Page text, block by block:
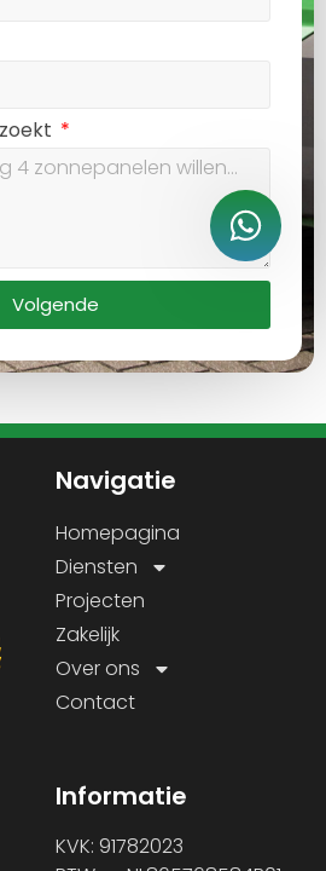
Volgende
Navigatie
Homepagina
Diensten
Projecten
Zakelijk
Over ons
Contact
Informatie
KVK: 91782023